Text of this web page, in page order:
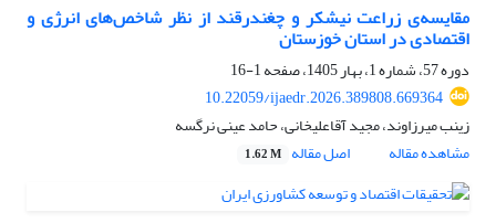
مقایسه‌ی زراعت نیشکر و چغندرقند از نظر شاخص‌های انرژی و
اقتصادی در استان خوزستان
دوره 57، شماره 1، بهار 1405، صفحه
1-16
10.22059/ijaedr.2026.389808.669364
زینب میرزاوند، مجید آقاعلیخانی، حامد عینی نرگسه
مشاهده مقاله
اصل مقاله 1.62 M